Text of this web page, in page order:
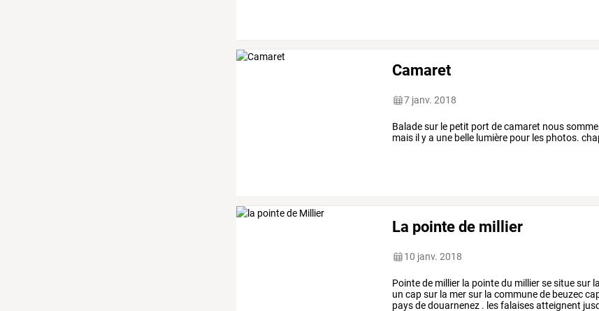
Camaret
7 janv. 2018
Balade sur le petit port de camaret nous
mais il y a une belle lumière pour les photos.
La pointe de millier
10 janv. 2018
Pointede millier la pointedu milliersesituesur la
un capsur la mersur la communede beuzec
paysdedouarnenez . lesfalaisesatteignent